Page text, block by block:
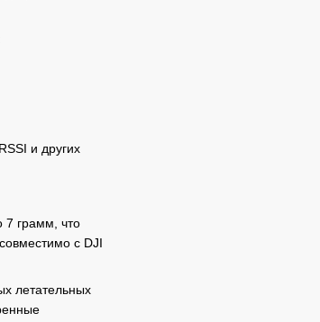
и других
7 грамм, что
с DJI
летательных